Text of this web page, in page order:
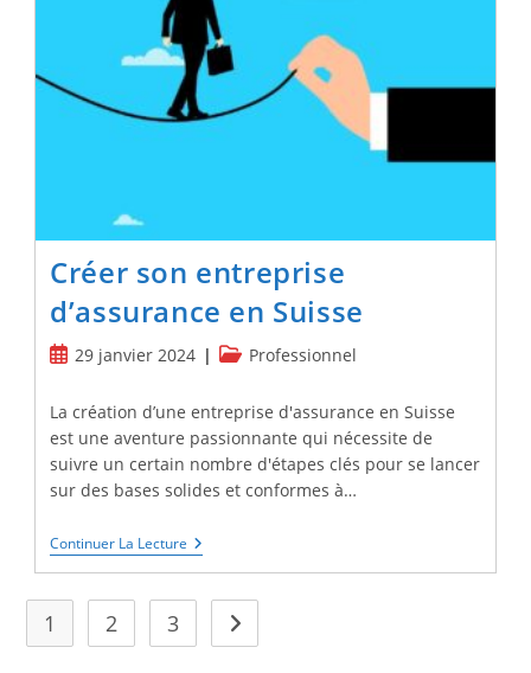
Guide
Pratique
Pour
Les
Entrepreneurs
Créer son entreprise
d’assurance en Suisse
Publication
29 janvier 2024
PostProfessionnel
La création d’une entreprise d'assurance en Suisse
est une aventure passionnante qui nécessite de
suivre un certain nombre d'étapes clés pour se lancer
sur des bases solides et conformes à…
Continuer La Lecture Créer
Son
Entreprise
D’assurance
Suisse
1 2 3 Aller à la page suivante